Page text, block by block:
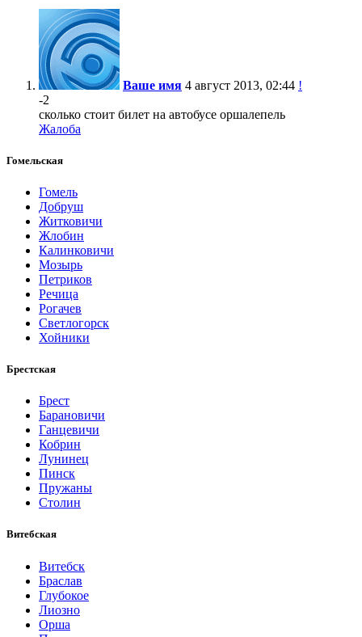
Ваше имя 4 август 2013, 02:44 !
-2
сколько стоит билет на автобусе оршалепель
Жалоба
Гомельская
Гомель
Добруш
Житковичи
Жлобин
Калинковичи
Мозырь
Петриков
Речица
Рогачев
Светлогорск
Хойники
Брестская
Брест
Барановичи
Ганцевичи
Кобрин
Лунинец
Пинск
Пружаны
Столин
Витебская
Витебск
Браслав
Глубокое
Лиозно
Орша